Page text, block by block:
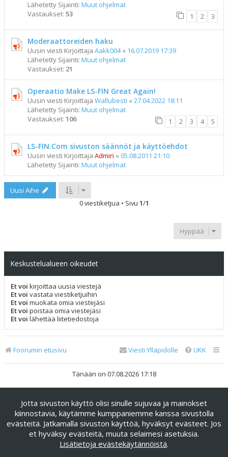
Lähetetty Sijainti: Muut ohjelmat
Vastaukset: 53 1 2 3
Moderaattoreiden haku
Uusin viesti Kirjoittaja Aakk004« 16.07.2019 17:39
Lähetetty Sijainti: Muut ohjelmat
Vastaukset: 21
Operaatio Make LS-FIN Great Again!
Uusin viesti Kirjoittaja Wallubesti « 27.04.2022 18:11
Lähetetty Sijainti: Muut ohjelmat
Vastaukset: 106 1 2 3 4 5
LS-FIN.Com sivuston säännöt ja käyttöehdot
Uusin viesti Kirjoittaja Admin « 05.08.2011 21:10
Lähetetty Sijainti: Muut ohjelmat
Uusi Aihe
0 viestiketjua • Sivu 1/1
Hyppää
Keskustelualueen oikeudet
Et voi kirjoittaa uusia viestejä
Et voi vastata viestiketjuihin
Et voi muokata omia viestejäsi
Et voi poistaa omia viestejäsi
Et voi lähettää liitetiedostoja
Foorumin etusivu UKK
Viesti Ylläpidolle
Tänään on 07.08.2026 17:18
phpBB Limited
Käännös: phpBB Suomi (lurttinen, harritapio, Pettis)
phpBB Metro Theme by PixelGoose Studio
Yksityisyys|Ehdot
Jotta sivuston käyttö olisi sinulle sujuvaa ja mainokset
kiinnostavia, käytämme kumppaniemme kanssa sivustolla
evästeitä. Jatkamalla sivuston käyttöä, hyväksyt evästeet. Jos
et hyväksy evästeitä, muuta selaimesi asetuksia.
Lisätietoja evästekäytännöistä.